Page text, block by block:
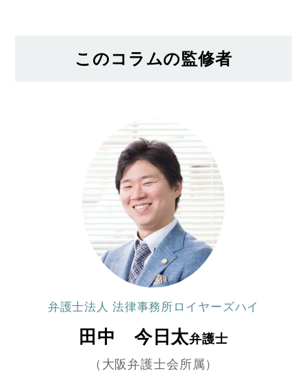
このコラムの監修者
弁護士法人 法律事務所ロイヤーズハイ
田中 今日太弁護士
（大阪弁護士会所属）